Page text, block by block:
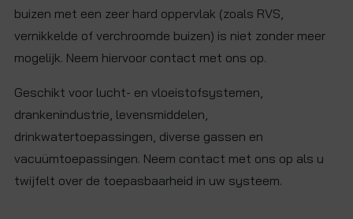
buizen met een zeer hard oppervlak (zoals RVS,
vernikkelde of verchroomde buizen) is niet zonder meer
mogelijk. Neem hiervoor contact met ons op.
Geschikt voor lucht- en vloeistofsystemen,
drankenindustrie, levensmiddelen,
drinkwatertoepassingen, diverse gassen en
vacuümtoepassingen. Neem contact met ons op als u
twijfelt over de toepasbaarheid in uw systeem.